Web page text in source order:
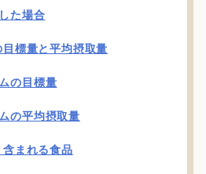
た場合
標量と平均摂取量
の目標量
の平均摂取量
まれる食品